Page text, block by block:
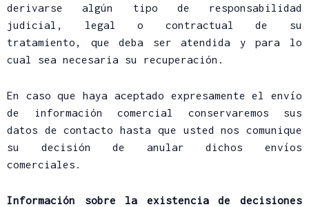
derivarse algún tipo de responsabilidad
judicial, legal o contractual de su
tratamiento, que deba ser atendida y para lo
cual sea necesaria su recuperación.
En caso que haya aceptado expresamente el envío
de información comercial conservaremos sus
datos de contacto hasta que usted nos comunique
su decisión de anular dichos envíos
comerciales.
Información sobre la existencia de decisiones